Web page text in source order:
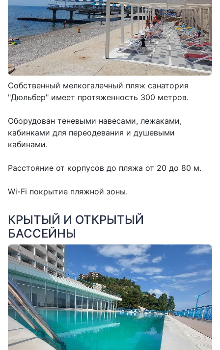
Собственный мелкогалечный пляж санатория
"Дюльбер" имеет протяженность 300 метров.
Оборудован теневыми навесами, лежаками,
кабинками для переодевания и душевыми
кабинами.
Расстояние от корпусов до пляжа от 20 до 80 м.
Wi-Fi покрытие пляжной зоны.
КРЫТЫЙ И ОТКРЫТЫЙ
БАССЕЙНЫ